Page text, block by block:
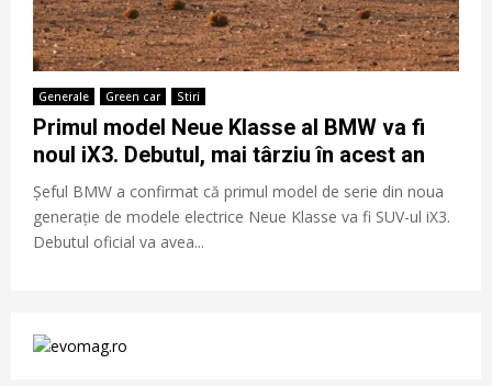
Generale Green car Stiri
Primul model Neue Klasse al BMW va fi
noul iX3. Debutul, mai târziu în acest an
Șeful BMW a confirmat că primul model de serie din noua
generație de modele electrice Neue Klasse va fi SUV-ul iX3.
Debutul oficial va avea...